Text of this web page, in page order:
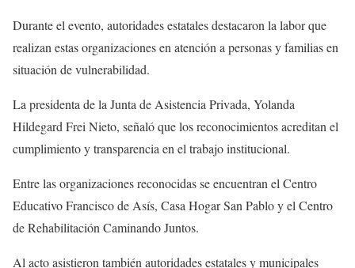
Durante el evento, autoridades estatales destacaron la labor que
realizan estas organizaciones en atención a personas y familias en
situación de vulnerabilidad.
La presidenta de la Junta de Asistencia Privada, Yolanda
Hildegard Frei Nieto, señaló que los reconocimientos acreditan el
cumplimiento y transparencia en el trabajo institucional.
Entre las organizaciones reconocidas se encuentran el Centro
Educativo Francisco de Asís, Casa Hogar San Pablo y el Centro
de Rehabilitación Caminando Juntos.
Al acto asistieron también autoridades estatales y municipales